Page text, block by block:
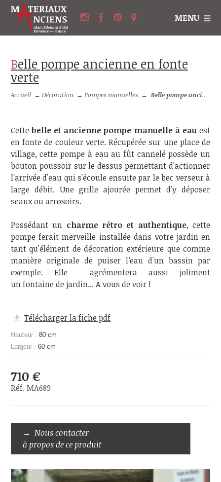
MENU
Belle pompe ancienne en fonte
verte
Accueil → Décoration →Pompes manuelles → Belle pompe ancienne en fonte verte
Cette belle et ancienne pompe manuelle à eau est
en fonte de couleur verte. Récupérée sur une place de
village, cette pompe à eau au fût cannelé possède un
bouton poussoir sur le dessus permettant d'actionner
l'arrivée d'eau qui s'écoule ensuite par le bec verseur à
large débit. Une grille ajourée permet d'y déposer
seaux ou arrosoirs.
Possédant un charme rétro et authentique, cette
pompe ferait merveille installée dans votre jardin en
tant qu'élément de décoration extérieure que comme
manière originale de puiser l’eau d'un bassin par
exemple. Elle agrémentera aussi joliment
un fontaine de jardin... A vous de voir !
Télécharger la fiche pdf
Hauteur : 80 cm
Largeur : 60 cm
710 €
Réf. MA689
Nous contacter
à propos de ce produit